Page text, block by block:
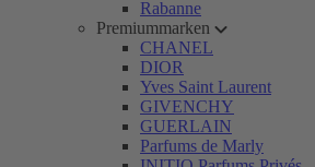
Rabanne
Premiummarken
CHANEL
DIOR
Yves Saint Laurent
GIVENCHY
GUERLAIN
Parfums de Marly